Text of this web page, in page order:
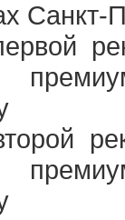
Санкт-